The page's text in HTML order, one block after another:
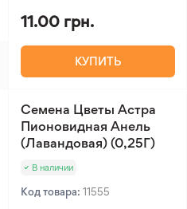
11.00 грн.
КУПИТЬ
Семена Цветы Астра
Пионовидная Анель
(Лавандовая) (0,25Г)
В наличии
Код товара: 11555